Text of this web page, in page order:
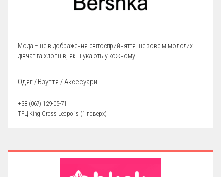
Мода – це відображення світосприйняття ще зовсім молодих
дівчат та хлопців, які шукають у кожному...
Одяг / Взуття / Аксесуари
+38 (067) 129-05-71
ТРЦ King Cross Leopolis (1 поверх)